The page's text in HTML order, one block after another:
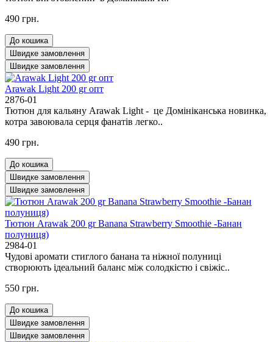
490 грн.
До кошика
Швидке замовлення
Швидке замовлення
Arawak Light 200 gr опт
2876-01
Тютюн для кальяну Arawak Light - це Домініканська новинка,
котра завоювала серця фанатів легко..
490 грн.
До кошика
Швидке замовлення
Швидке замовлення
Тютюн Arawak 200 gr Banana Strawberry Smoothie -Банан
полуниця)
2984-01
Чудові аромати стиглого банана та ніжної полуниці
створюють ідеальний баланс між солодкістю і свіжіс..
550 грн.
До кошика
Швидке замовлення
Швидке замовлення